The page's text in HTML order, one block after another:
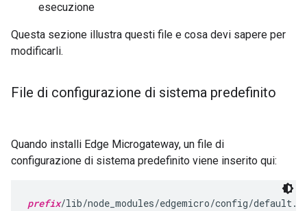
esecuzione
Questa sezione illustra questi file e cosa devi sapere per
modificarli.
File di configurazione di sistema predefinito
Quando installi Edge Microgateway, un file di
configurazione di sistema predefinito viene inserito qui:
prefix/lib/node_modules/edgemicro/config/